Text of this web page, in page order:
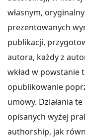
własnym,
prezentowanych
publikacji,
autora, każdy z
wkład w powstanie
opublikowanie
umowy. Działania
opisanych wyżej
authorship, jak